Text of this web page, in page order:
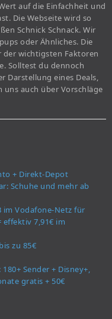
auf die Einfachheit und
Die Webseite wird so
Schnick Schnack. Wir
oder Ähnliches. Die
wichtigsten Faktoren
Solltest du dennoch
Darstellung eines Deals,
auch über Vorschläge
+ Direkt-Depot
Schuhe und mehr ab
im Vodafone-Netz für
effektiv 7,91€ im
zu 85€
Sender + Disney+,
gratis + 50€